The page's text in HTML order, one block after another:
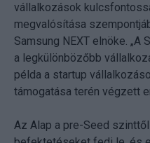
vállalkozások
megvalósítása
Samsung NEXT elnöke. „A
a legkülönbözőbb
példa a startup
támogatása terén végzett
Az Alap a pre-Seed